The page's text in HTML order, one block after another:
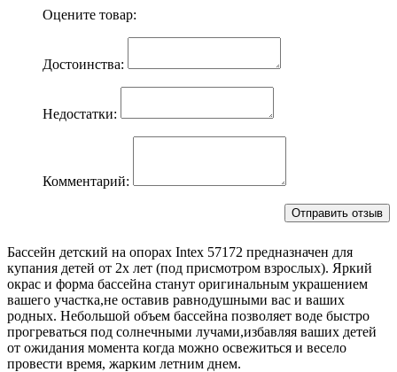
Оцените товар:
Достоинства:
Недостатки:
Комментарий:
Бассейн детский на опорах Intex 57172 предназначен для
купания детей от 2х лет (под присмотром взрослых). Яркий
окрас и форма бассейна станут оригинальным украшением
вашего участка,не оставив равнодушными вас и ваших
родных. Небольшой объем бассейна позволяет воде быстро
прогреваться под солнечными лучами,избавляя ваших детей
от ожидания момента когда можно освежиться и весело
провести время, жарким летним днем.